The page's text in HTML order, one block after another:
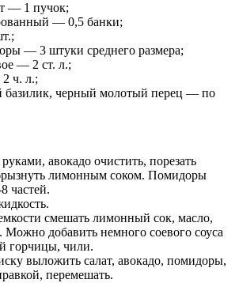
— 1 пучок;
— 0,5 банки;
— 3 штуки среднего размера;
— 2 ст. л.;
ч. л.;
базилик, черный молотый перец — по
авокадо очистить, порезать
лимонным соком. Помидоры
частей.
смешать лимонный сок, масло,
Можно добавить немного соевого соуса
горчицы, чили.
выложить салат, авокадо, помидоры,
перемешать.